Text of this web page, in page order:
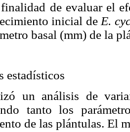
de evaluar el
inicial de E.
basal (mm) de la
estadísticos
un análisis de
tanto los
de las plántulas. El